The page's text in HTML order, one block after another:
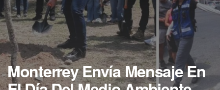
Monterrey Envía Mensaje En